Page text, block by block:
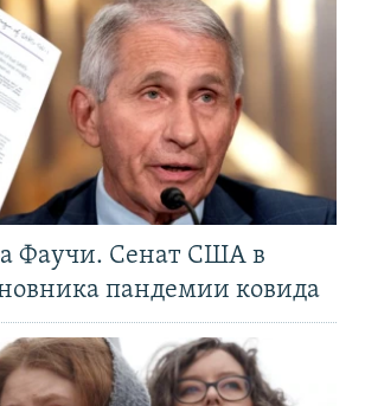
Фаучи. Сенат США в
пандемии ковида